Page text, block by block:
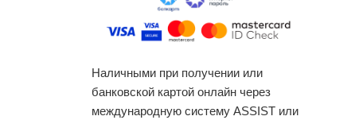
Наличными при получении или
банковской картой онлайн через
международную систему ASSIST или